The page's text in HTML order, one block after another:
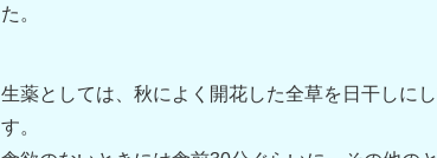
た。
生薬としては、秋によく開花した全草を日干しに
す。